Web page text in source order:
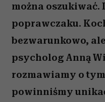
można oszukiwać.
poprawczaku.
bezwarunkowo,
psycholog Anną
rozmawiamy o
powinniśmy